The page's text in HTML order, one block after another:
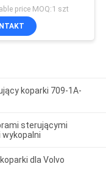
price MOQ:1 szt
koparki 709-1A-
sterującymi
wykopalni
dla Volvo